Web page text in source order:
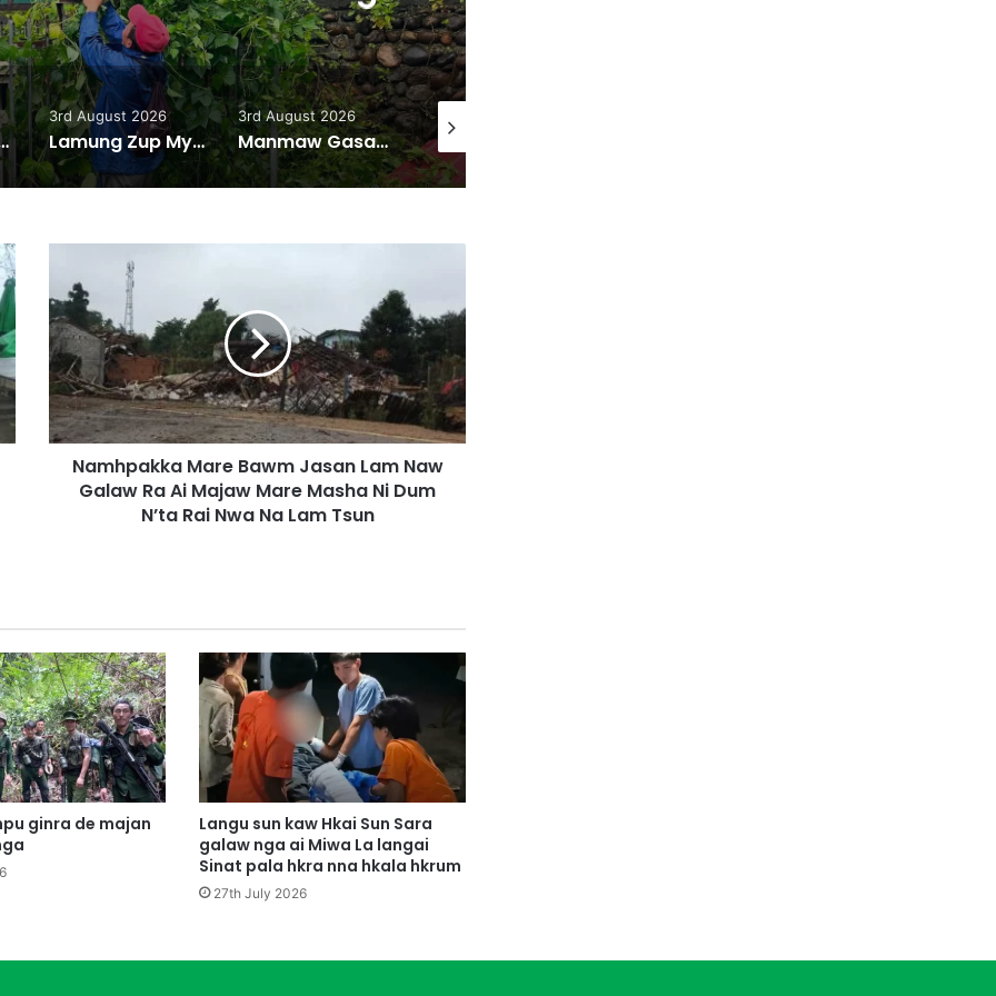
garum ningtum
ra taw nga
Bai Hkrum
3rd August 2026
Lamung Zup Myen Hpyen Shagyit kaw Mung Shawa marai 5 hpe Hkap Rim Woi Da
3rd August 2026
Manmaw Gasat Majan Bai Gan Zim Taw Sai
31st July 2026
m
h
p
a
k
k
a
m
J
a
s
a
n
L
a
Namhpakka Mare Bawm Jasan Lam Naw
Galaw Ra Ai Majaw Mare Masha Ni Dum
N’ta Rai Nwa Na Lam Tsun
ginra de majan
Langu sun kaw Hkai Sun Sara
galaw nga ai Miwa La langai
Sinat pala hkra nna hkala hkrum
27th July 2026